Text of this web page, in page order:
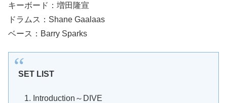
キーボード：増田隆宣
ドラムス：Shane Gaalaas
ベース：Barry Sparks
SET LIST
Introduction～DIVE